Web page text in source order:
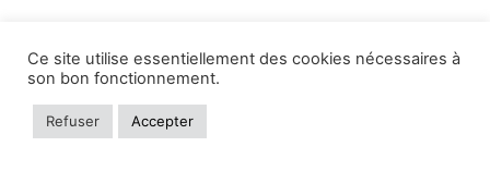
Ce site utilise essentiellement des cookies nécessaires à
son bon fonctionnement.
Refuser Accepter